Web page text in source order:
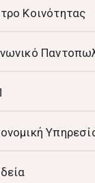
Κοινότητας